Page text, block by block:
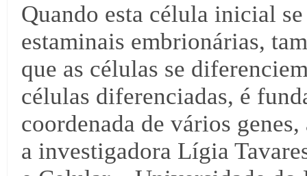
Quando esta célula inicial
estaminais embrionárias,
que as células se
células diferenciadas, é
coordenada de vários
a investigadora Lígia